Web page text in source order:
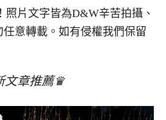
照片文字皆為D&W辛苦拍攝、
意轉載。如有侵權我們保留
文章推薦♛